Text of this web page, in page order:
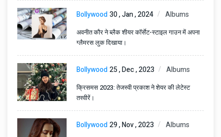
Bollywood30 , Jan , 2024 Albums
अवनीत कौर ने ब्लैक शीयर कॉर्सेट-स्टाइल गाउन में अपना
ग्लैमरस लुक दिखाया।
Bollywood25 , Dec , 2023 Albums
क्रिसमस 2023: तेजस्वी प्रकाश ने शेयर की लेटेस्ट
तस्वीरें।
Bollywood29 , Nov , 2023 Albums